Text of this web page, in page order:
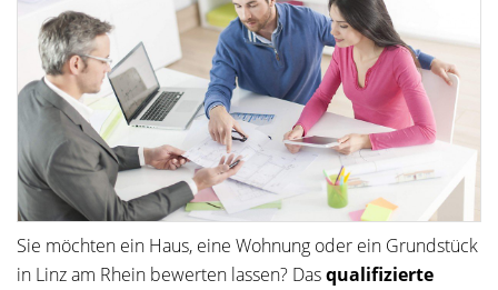
Sie möchten ein Haus, eine Wohnung oder ein Grundstück
in Linz am Rhein bewerten lassen? Dasqualifizierte